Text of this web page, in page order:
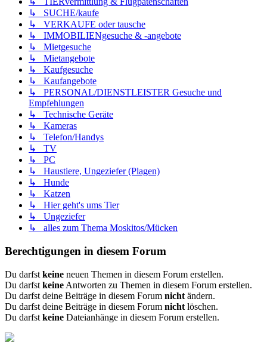
↳ SUCHE/kaufe
↳ VERKAUFE oder tausche
↳ IMMOBILIENgesuche & -angebote
↳ Mietgesuche
↳ Mietangebote
↳ Kaufgesuche
↳ Kaufangebote
↳ PERSONAL/DIENSTLEISTER Gesuche und
Empfehlungen
↳ Technische Geräte
↳ Kameras
↳ Telefon/Handys
↳ TV
↳ PC
↳ Haustiere, Ungeziefer (Plagen)
↳ Hunde
↳ Katzen
↳ Hier geht's ums Tier
↳ Ungeziefer
↳ alles zum Thema Moskitos/Mücken
Berechtigungen in diesem Forum
Du darfst keine neuen Themen in diesem Forum erstellen.
Du darfst keine Antworten zu Themen in diesem Forum erstellen.
Du darfst deine Beiträge in diesem Forum nicht ändern.
Du darfst deine Beiträge in diesem Forum nicht löschen.
Du darfst keine Dateianhänge in diesem Forum erstellen.